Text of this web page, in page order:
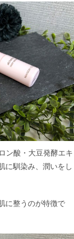
ン酸・大豆発酵エキ
に馴染み、潤いをし
に整うのが特徴で